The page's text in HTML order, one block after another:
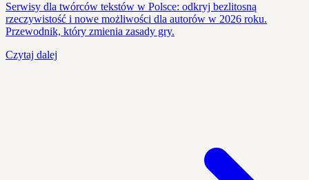
Serwisy dla twórców tekstów w Polsce: odkryj bezlitosną
rzeczywistość i nowe możliwości dla autorów w 2026 roku.
Przewodnik, który zmienia zasady gry.
Czytaj dalej